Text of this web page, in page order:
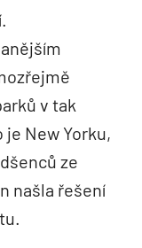
v tak
New Yorku,
ze
našla řešení